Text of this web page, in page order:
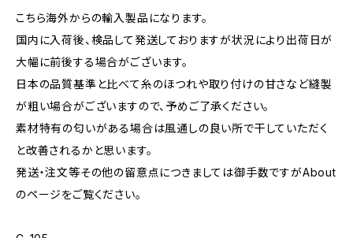
こちら海外からの輸入製品になります。
国内に入荷後、検品して発送しておりますが状況により出荷日が
大幅に前後する場合がございます。
日本の品質基準と比べて糸のほつれや取り付けの甘さなど縫製
が粗い場合がございますので、予めご了承ください。
素材特有の匂いがある場合は風通しの良い所で干していただく
と改善されるかと思います。
発送・注文等その他の留意点につきましては御手数ですがAbout
のページをご覧ください。